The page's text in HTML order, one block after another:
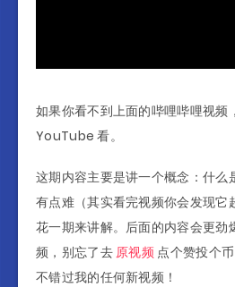
如果你看不到上面的哔哩哔哩视频
YouTube 看。
这期内容主要是讲一个概念：什么
有点难（其实看完视频你会发现它
花一期来讲解。后面的内容会更劲
频，别忘了去原视频 点个赞投个
不错过我的任何新视频！